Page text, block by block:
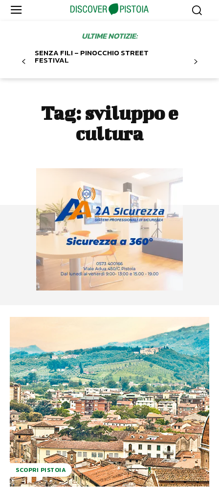
ULTIME NOTIZIE:
SENZA FILI – PINOCCHIO STREET
FESTIVAL
Tag: sviluppo e
cultura
SCOPRI PISTOIA